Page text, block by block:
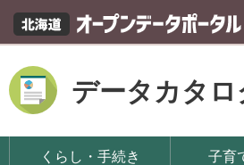
データカタロ
くらし・手続き 子育